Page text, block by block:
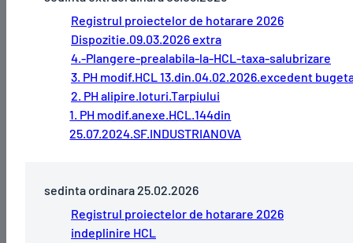
1. PH modif.anexe.HCL.144din
25.07.2024.SF.INDUSTRIANOVA
2. PH alipire.loturi.Tarpiului
3. PH modif.HCL 13.din.04.02.2026.excedent
4.-Plangere-prealabila-la-HCL-taxa-salubrizare
Dispozitie.09.03.2026 extra
Registrul proiectelor de hotarare 2026
sedinta ordinara 25.02.2026
indeplinire HCL
Registrul proiectelor de hotarare 2026